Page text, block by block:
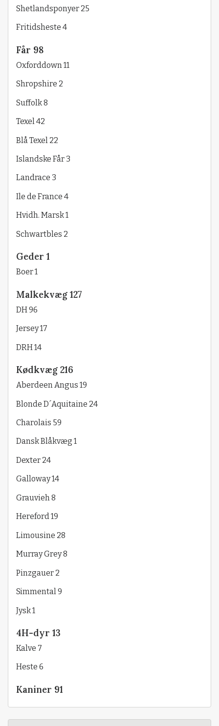
Shetlandsponyer 25
Fritidsheste 4
Får 98
Oxforddown 11
Shropshire 2
Suffolk 8
Texel 42
Blå Texel 22
Islandske Får 3
Landrace 3
Ile de France 4
Hvidh. Marsk 1
Schwartbles 2
Geder 1
Boer 1
Malkekvæg 127
DH 96
Jersey 17
DRH 14
Kødkvæg 216
Aberdeen Angus 19
Blonde D´Aquitaine 24
Charolais 59
Dansk Blåkvæg 1
Dexter 24
Galloway 14
Grauvieh 8
Hereford 19
Limousine 28
Murray Grey 8
Pinzgauer 2
Simmental 9
Jysk 1
4H-dyr 13
Kalve 7
Heste 6
Kaniner 91